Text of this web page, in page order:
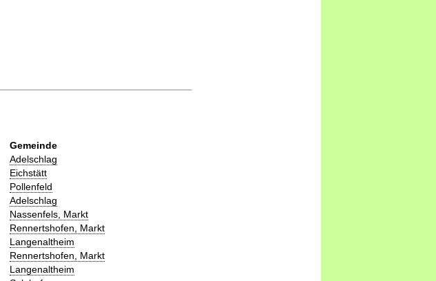
Gemeinde
Adelschlag
Eichstätt
Pollenfeld
Adelschlag
Nassenfels, Markt
Rennertshofen, Markt
Langenaltheim
Rennertshofen, Markt
Langenaltheim